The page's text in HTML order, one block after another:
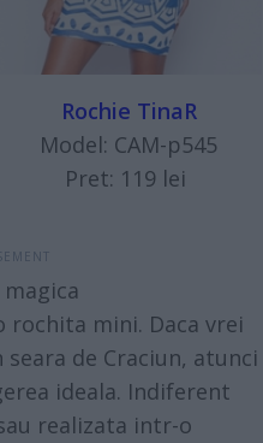
Rochie TinaR
Model: CAM-p545
Pret: 119 lei
rochita mini. Daca vrei
de Craciun, atunci
ideala. Indiferent
realizata intr-o